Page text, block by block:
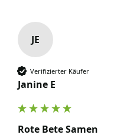
JE
Verifizierter Käufer
Janine E
Rote Bete Samen